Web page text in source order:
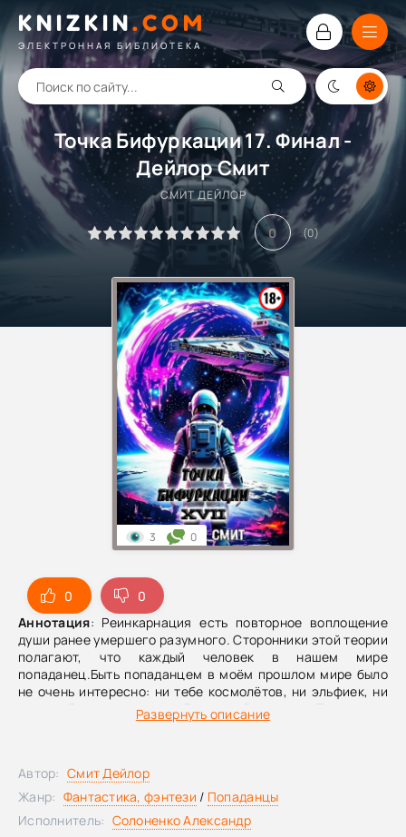
KNIZKIN.COM
ЭЛЕКТРОННАЯ БИБЛИОТЕКА
Точка Бифуркации 17. Финал -
Дейлор Смит
СМИТ ДЕЙЛОР
0 (0)
0
0
Аннотация: Реинкарнация есть повторное воплощение
души ранее умершего разумного. Сторонники этой теории
полагают, что каждый человек в нашем мире
попаданец.Быть попаданцем в моём прошлом мире было
не очень интересно: ни тебе космолётов, ни эльфиек, ни
на худой конец гномов. Даже на Рождество.То ли дело
этот мир! Нет, эльфиек и гномов тут, к сожалению, тоже
я силой мысли предметы двигаю!
Развернуть описание
3 0
Автор: Смит Дейлор
Жанр: Фантастика, фэнтези / Попаданцы
Исполнитель: Солоненко Александр